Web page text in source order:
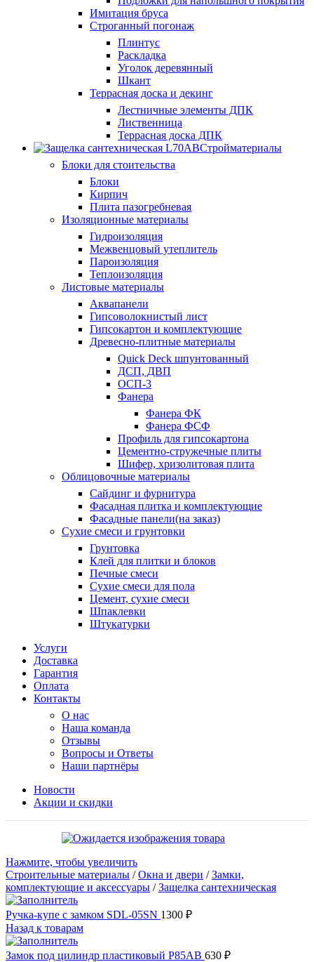
Имитация бруса
Строганный погонаж
Плинтус
Раскладка
Уголок деревянный
Шкант
Террасная доска и декинг
Лестничные элементы ДПК
Лиственница
Террасная доска ДПК
Стройматериалы
Блоки для стоительства
Блоки
Кирпич
Плита пазогребневая
Изоляционные материалы
Гидроизоляция
Межвенцовый утеплитель
Пароизоляция
Теплоизоляция
Листовые материалы
Аквапанели
Гипсоволокнистый лист
Гипсокартон и комплектующие
Древесно-плитные материалы
Quick Deck шпунтованный
ДСП, ДВП
ОСП-3
Фанера
Фанера ФК
Фанера ФСФ
Профиль для гипсокартона
Цементно-стружечные плиты
Шифер, хризолитовая плита
Облицовочные материалы
Сайдинг и фурнитура
Фасадная плитка и комплектующие
Фасадные панели(на заказ)
Сухие смеси и грунтовки
Грунтовка
Клей для плитки и блоков
Печные смеси
Сухие смеси для пола
Цемент, сухие смеси
Шпаклевки
Штукатурки
Услуги
Доставка
Гарантия
Оплата
Контакты
О нас
Наша команда
Отзывы
Вопросы и Ответы
Наши партнёры
Новости
Акции и скидки
Нажмите, чтобы увеличить
Строительные материалы /Окна и двери /Замки,
комплектующие и аксессуары /Защелка сантехническая
Ручка-купе с замком SDL-05SN 1300 ₽
Назад к товарам
Замок под цилиндр пластиковый P85AB 630 ₽